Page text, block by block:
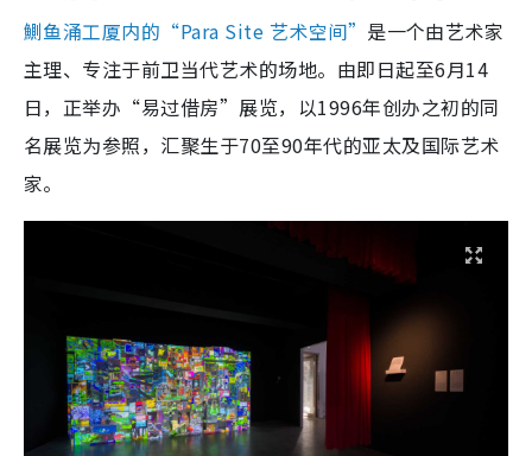
鰂鱼涌工厦内的“Para Site 艺术空间” 是一个由艺术家
主理、专注于前卫当代艺术的场地。由即日起至6月14
日，正举办“易过借房”展览，以1996年创办之初的同
名展览为参照，汇聚生于70至90年代的亚太及国际艺术
家。